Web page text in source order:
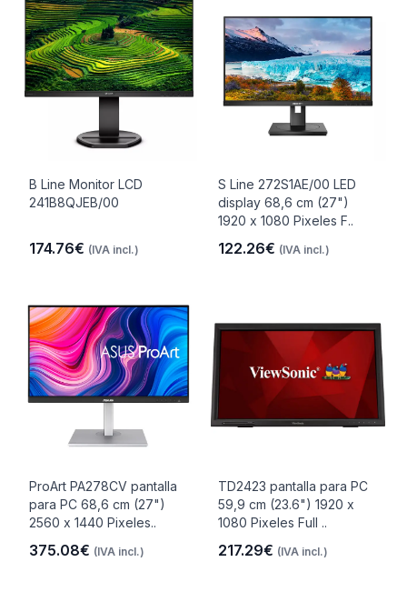
B Line Monitor LCD
241B8QJEB/00
174.76€ (IVA incl.)
S Line 272S1AE/00 LED
display 68,6 cm (27")
1920 x 1080 Pixeles F..
122.26€ (IVA incl.)
ProArt PA278CV pantalla
para PC 68,6 cm (27")
2560 x 1440 Pixeles..
375.08€ (IVA incl.)
TD2423 pantalla para PC
59,9 cm (23.6") 1920 x
1080 Pixeles Full ..
217.29€ (IVA incl.)